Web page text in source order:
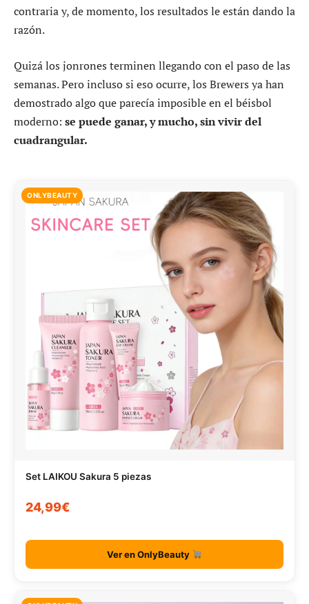
contraria y, de momento, los resultados le están dando la
razón.
Quizá los jonrones terminen llegando con el paso de las
semanas. Pero incluso si eso ocurre, los Brewers ya han
demostrado algo que parecía imposible en el béisbol
moderno: se puede ganar, y mucho, sin vivir del
cuadrangular.
ONLYBEAUTY
Set LAIKOU Sakura 5 piezas
24,99€
Ver en OnlyBeauty